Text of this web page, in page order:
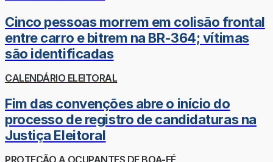
Cinco pessoas morrem em colisão frontal
entre carro e bitrem na BR-364; vítimas
são identificadas
CALENDÁRIO ELEITORAL
Fim das convenções abre o início do
processo de registro de candidaturas na
Justiça Eleitoral